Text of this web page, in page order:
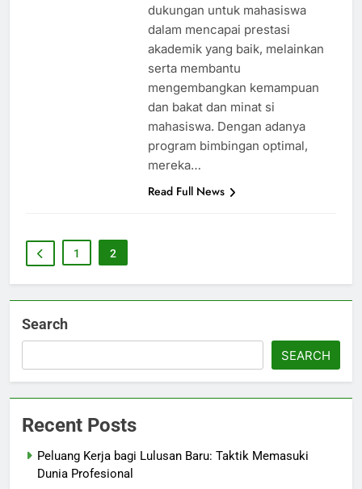
dukungan untuk mahasiswa
dalam mencapai prestasi
akademik yang baik, melainkan
serta membantu
mengembangkan kemampuan
dan bakat dan minat si
mahasiswa. Dengan adanya
program bimbingan optimal,
mereka…
Read Full News
1 2
Search
SEARCH
Recent Posts
Peluang Kerja bagi Lulusan Baru: Taktik Memasuki
Dunia Profesional